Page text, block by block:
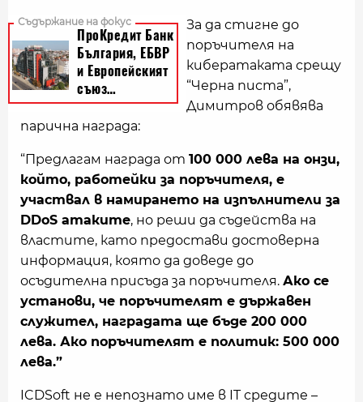
За да стигне до
поръчителя на
кибератаката срещу
“Черна писта”,
Димитров обявява
парична награда:
“Предлагам награда от 100 000 лева на онзи,
който, работейки за поръчителя, е
участвал в намирането на изпълнители за
DDoS атаките, но реши да съдейства на
властите, като предостави достоверна
информация, която да доведе до
осъдителна присъда за поръчителя. Ако се
установи, че поръчителят е държавен
служител, наградата ще бъде 200 000
лева. Ако поръчителят е политик: 500 000
лева.”
ICDSoft не е непознато име в IT средите –